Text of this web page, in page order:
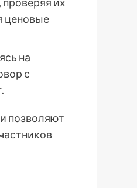
ценовые
на
с
позволяют